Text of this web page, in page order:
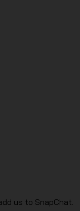
us to SnapChat.